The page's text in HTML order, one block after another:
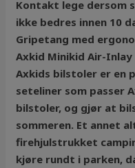
Kontakt lege dersom
ikke bedres innen 10
Gripetang med
Axkid Minikid Air-
Axkids bilstoler er en
seteliner som passer
bilstoler, og gjør at
sommeren. Et annet
firehjulstrukket
kjøre rundt i parken,